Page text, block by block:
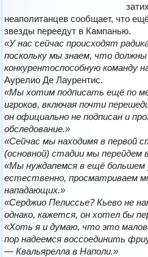
неаполитанцев сообщает, что
звезды переедут в Кампанью.
«У нас сейчас происходят
поскольку мы знаем, что
конкурентоспособную команду
Аурелио Де Лаурентис.
«Мы хотим подписать ещё по
игроков, включая почти
он официально не подписан и
обследование.»
«Сейчас мы находимя в первой
(основной) стадии мы перейдем
«Мы нуждапемся в ещё большем
естественно, просматриваем
нападающих.»
«Серджио Пелиссье? Кьево не
однако, кажется, он хотел бы
«Хоть я и думаю, что это
пор надеемся воссоединить
— Квальярелла в Наполи.»